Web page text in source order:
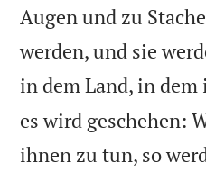
Augen und zu
werden, und sie
in dem Land, in
es wird geschehen:
ihnen zu tun, so